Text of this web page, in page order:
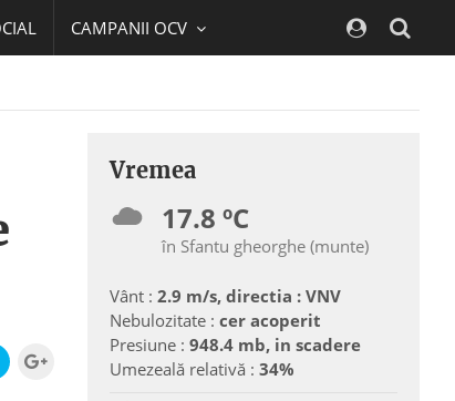
CAMPANII OCV
Vremea
17.8 ºC
în Sfantu gheorghe (munte)
Vânt : 2.9 m/s, directia : VNV
Nebulozitate : cer acoperit
Presiune : 948.4 mb, in scadere
Umezeală relativă : 34%